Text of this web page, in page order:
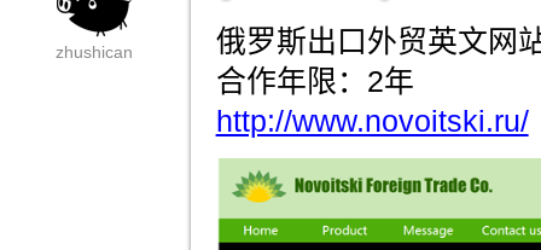
zhushican
俄罗斯出口外贸英文网
合作年限：2年
http://www.novoitski.ru/